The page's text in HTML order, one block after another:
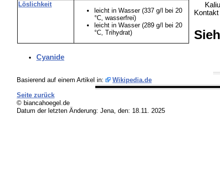
Löslichkeit
leicht in Wasser (337 g/l bei 20
°C, wasserfrei)
leicht in Wasser (289 g/l bei 20
°C, Trihydrat)
Cyanide
Basierend auf einem Artikel in: Wikipedia.de
Seite zurück
© biancahoegel.de
Datum der letzten Änderung: Jena, den: 18.11. 2025